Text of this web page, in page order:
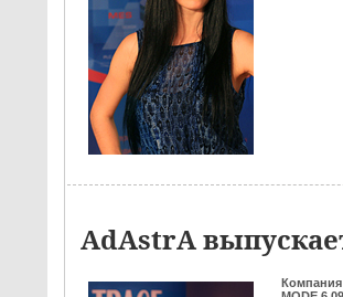
AdAstrA